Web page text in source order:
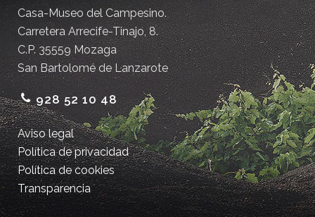
Casa-Museo del Campesino.
Carretera Arrecife-Tinajo, 8.
C.P. 35559 Mozaga
San Bartolomé de Lanzarote
928 52 10 48
Aviso legal
Política de privacidad
Política de cookies
Transparencia